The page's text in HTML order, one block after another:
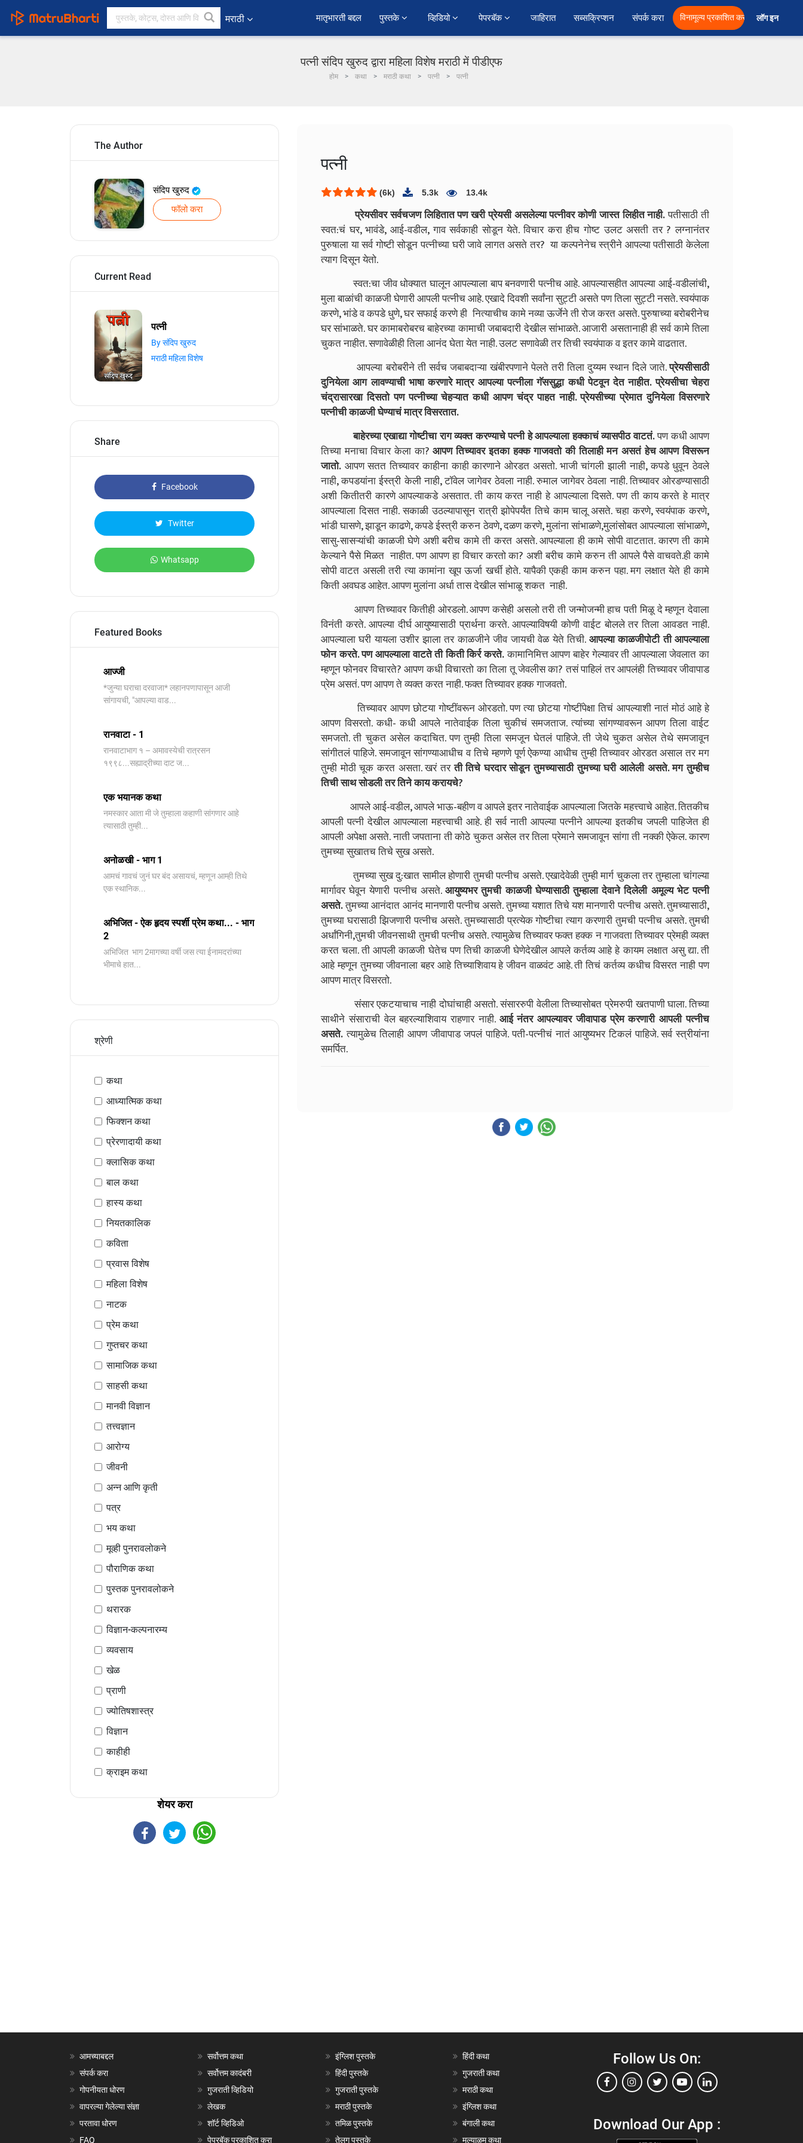
मराठी ﻿मातृभारती बद्दल पुस्तके व्हिडियो पेपरबॅक जाहिरात सब्सक्रिप्शन संपर्क करा विनामूल्य प्रकाशित करा लॉग इन
पत्नी संदिप खुरुद द्वारा महिला विशेष मराठी में पीडीएफ
होम कथा मराठी कथा पत्नी पत्नी
The Author
संदिप खुरुद
फॉलो करा
Current Read
पत्नी
By संदिप खुरुद
मराठी महिला विशेष
Share
Facebook
Twitter
Whatsapp
Featured Books
आज्जी
*जुन्या घराचा दरवाजा* लहानपणापासून आजी
सांगायची, "आपल्या वाड...
रानवाटा - 1
रानवाटाभाग १ – अमावस्येची रात्रसन
१९९८...सह्याद्रीच्या दाट ज...
एक भयानक कथा
नमस्कार आता मी जे तुम्हाला कहाणी सांगणार आहे
त्यासाठी तुम्ही...
अनोळखी - भाग 1
आमचं गावचं जुनं घर बंद असायचं, म्हणून आम्ही तिथे
एक स्थानिक...
अभिजित - ऐक हृदय स्पर्शी प्रेम कथा... - भाग
2
️अभिजित ️ भाग 2मागच्या वर्षी जस त्या ईनामदरांच्या
भीमाचे हात...
श्रेणी
कथा
आध्यात्मिक कथा
फिक्शन कथा
प्रेरणादायी कथा
क्लासिक कथा
बाल कथा
हास्य कथा
नियतकालिक
कविता
प्रवास विशेष
महिला विशेष
नाटक
प्रेम कथा
गुप्तचर कथा
सामाजिक कथा
साहसी कथा
मानवी विज्ञान
तत्त्वज्ञान
आरोग्य
जीवनी
अन्न आणि कृती
पत्र
भय कथा
मूव्ही पुनरावलोकने
पौराणिक कथा
पुस्तक पुनरावलोकने
थरारक
विज्ञान-कल्पनारम्य
व्यवसाय
खेळ
प्राणी
ज्योतिषशास्त्र
विज्ञान
काहीही
क्राइम कथा
शेयर करा
पत्नी
(6k) 5.3k 13.4k
प्रेयसीवर सर्वचजण लिहितात पण खरी प्रेयसी असलेल्या पत्नीवर कोणी जास्त लिहीत नाही.पतीसाठी ती
स्वत:चं घर, भावंडे, आई-वडील, गाव सर्वकाही सोडून येते. विचार करा हीच गोष्ट उलट असती तर ? लग्नानंतर
पुरुषाला या सर्व गोष्टी सोडून पत्नीच्या घरी जावे लागत असते तर? या कल्पनेनेच स्त्रीने आपल्या पतीसाठी केलेला
त्याग दिसून येतो.
स्वत:चा जीव धोक्यात घालून आपल्याला बाप बनवणारी पत्नीच आहे. आपल्यासहीत आपल्या आई-वडीलांची,
मुला बाळांची काळजी घेणारी आपली पत्नीच आहे. एखादे दिवशी सर्वांना सुट्टी असते पण तिला सुट्टी नसते. स्वयंपाक
करणे, भांडे व कपडे धुणे, घर सफाई करणे ही नित्याचीच कामे नव्या ऊर्जेने ती रोज करत असते. पुरुषाच्या बरोबरीनेच
घर सांभाळते. घर कामाबरोबरच बाहेरच्या कामाची जबाबदारी देखील सांभाळते. आजारी असतानाही ही सर्व कामे तिला
चुकत नाहीत. सणावेळीही तिला आनंद घेता येत नाही. उलट सणावेळी तर तिची स्वयंपाक व इतर कामे वाढतात.
आपल्या बरोबरीने ती सर्वच जबाबदाऱ्या खंबीरपणाने पेलते तरी तिला दुय्यम स्थान दिले जाते.प्रेयसीसाठी
दुनियेला आग लावण्याची भाषा करणारे मात्र आपल्या पत्नीला गॅससुद्धा कधी पेटवून देत नाहीत. प्रेयसीचा चेहरा
चंद्रासारखा दिसतो पण पत्नीच्या चेहऱ्यात कधी आपण चंद्र पाहत नाही. प्रेयसीच्या प्रेमात दुनियेला विसरणारे
पत्नीची काळजी घेण्याचं मात्र विसरतात.
बाहेरच्या एखाद्या गोष्टीचा राग व्यक्त करण्याचे पत्नी हे आपल्याला हक्काचं व्यासपीठ वाटतं.पण कधी आपण
तिच्या मनाचा विचार केला का?आपण तिच्यावर इतका हक्क गाजवतो की तिलाही मन असतं हेच आपण विसरून
जातो. आपण सतत तिच्यावर काहीना काही कारणाने ओरडत असतो. भाजी चांगली झाली नाही, कपडे धुवून ठेवले
नाही, कपडयांना ईस्त्री केली नाही, टॉवेल जागेवर ठेवला नाही. रुमाल जागेवर ठेवला नाही. तिच्यावर ओरडण्यासाठी
अशी कितीतरी कारणे आपल्याकडे असतात. ती काय करत नाही हे आपल्याला दिसते. पण ती काय करते हे मात्र
आपल्याला दिसत नाही. सकाळी उठल्यापासून रात्री झोपेपर्यंत तिचे काम चालू असते. चहा करणे, स्वयंपाक करणे,
भांडी घासणे, झाडून काढणे, कपडे ईस्त्री करुन ठेवणे, दळण करणे, मुलांना सांभाळणे,मुलांसोबत आपल्याला सांभाळणे,
सासु-सासऱ्यांची काळजी घेणे अशी बरीच कामे ती करत असते. आपल्याला ही कामे सोपी वाटतात. कारण ती कामे
केल्याने पैसे मिळत नाहीत. पण आपण हा विचार करतो का? अशी बरीच कामे करुन ती आपले पैसे वाचवते.ही कामे
सोपी वाटत असली तरी त्या कामांना खूप ऊर्जा खर्ची होते. यापैकी एकही काम करुन पहा. मग लक्षात येते ही कामे
किती अवघड आहेत. आपण मुलांना अर्धा तास देखील सांभाळू शकत नाही.
आपण तिच्यावर कितीही ओरडलो. आपण कसेही असलो तरी ती जन्मोजन्मी हाच पती मिळू दे म्हणून देवाला
विनंती करते. आपल्या दीर्घ आयुष्यासाठी प्रार्थना करते. आपल्याविषयी कोणी वाईट बोलले तर तिला आवडत नाही.
आपल्याला घरी यायला उशीर झाला तर काळजीने जीव जायची वेळ येते तिची.आपल्या काळजीपोटी ती आपल्याला
फोन करते. पण आपल्याला वाटते ती किती किर्र करते.कामानिमित्त आपण बाहेर गेल्यावर ती आपल्याला जेवलात का
म्हणून फोनवर विचारते? आपण कधी विचारतो का तिला तू जेवलीस का? तसं पाहिलं तर आपलंही तिच्यावर जीवापाड
प्रेम असतं. पण आपण ते व्यक्त करत नाही. फक्त तिच्यावर हक्क गाजवतो.
तिच्यावर आपण छोटया गोष्टींवरून ओरडतो. पण त्या छोटया गोष्टींपेक्षा तिचं आपल्याशी नातं मोठं आहे हे
आपण विसरतो. कधी- कधी आपले नातेवाईक तिला चुकीचं समजताज. त्यांच्या सांगण्यावरून आपण तिला वाईट
समजतो. ती चुकत असेल कदाचित. पण तुम्ही तिला समजून घेतलं पाहिजे. ती जेथे चुकत असेल तेथे समजावून
सांगीतलं पाहिजे. समजावून सांगण्याआधीच व तिचे म्हणणे पूर्ण ऐकण्या आधीच तुम्ही तिच्यावर ओरडत असाल तर मग
तुम्ही मोठी चूक करत असता. खरं तरती तिचे घरदार सोडून तुमच्यासाठी तुमच्या घरी आलेली असते. मग तुम्हीच
तिची साथ सोडली तर तिने काय करायचे?
आपले आई-वडील, आपले भाऊ-बहीण व आपले इतर नातेवाईक आपल्याला जितके महत्त्वाचे आहेत. तितकीच
आपली पत्नी देखील आपल्याला महत्त्वाची आहे. ही सर्व नाती आपल्या पत्नीने आपल्या इतकीच जपली पाहिजेत ही
आपली अपेक्षा असते. नाती जपताना ती कोठे चुकत असेल तर तिला प्रेमाने समजावून सांगा ती नक्की ऐकेल. कारण
तुमच्या सुखातच तिचे सुख असते.
तुमच्या सुख दु:खात सामील होणारी तुमची पत्नीच असते. एखादेवेळी तुम्ही मार्ग चुकला तर तुम्हाला चांगल्या
मार्गावर घेवून येणारी पत्नीच असते.आयुष्यभर तुमची काळजी घेण्यासाठी तुम्हाला देवाने दिलेली अमूल्य भेट पत्नी
असते.तुमच्या आनंदात आनंद मानणारी पत्नीच असते. तुमच्या यशात तिचे यश मानणारी पत्नीच असते. तुमच्यासाठी,
तुमच्या घरासाठी झिजणारी पत्नीच असते. तुमच्यासाठी प्रत्येक गोष्टीचा त्याग करणारी तुमची पत्नीच असते. तुमची
अर्धांगिनी,तुमची जीवनसाथी तुमची पत्नीच असते. त्यामुळेच तिच्यावर फक्त हक्क न गाजवता तिच्यावर प्रेमही व्यक्त
करत चला. ती आपली काळजी घेतेच पण तिची काळजी घेणेदेखील आपले कर्तव्य आहे हे कायम लक्षात असु द्या. ती
आहे म्हणून तुमच्या जीवनाला बहर आहे तिच्याशिवाय हे जीवन वाळवंट आहे. ती तिचं कर्तव्य कधीच विसरत नाही पण
आपण मात्र विसरतो.
संसार एकटयाचाच नाही दोघांचाही असतो. संसाररुपी वेलीला तिच्यासोबत प्रेमरुपी खतपाणी घाला. तिच्या
साथीने संसाराची वेल बहरल्याशिवाय राहणार नाही. आई नंतर आपल्यावर जीवापाड प्रेम करणारी आपली पत्नीच
असते.त्यामुळेच तिलाही आपण जीवापाड जपलं पाहिजे. पती-पत्नीचं नातं आयुष्यभर टिकलं पाहिजे. सर्व स्त्रीयांना
समर्पित.
आमच्याबद्दल
संपर्क करा
गोपनीयता धोरण
वापरल्या गेलेल्या संज्ञा
परतावा धोरण
FAQ
सर्वोत्तम कथा
सर्वोत्तम कादंबरी
गुजराती व्हिडियो
लेखक
शॉर्ट व्हिडिओ
पेपरबॅक प्रकाशित करा
इंग्लिश पुस्तके
हिंदी पुस्तके
गुजराती पुस्तके
मराठी पुस्तके
तमिळ पुस्तके
तेलगु पुस्तके
हिंदी कथा
गुजराती कथा
मराठी कथा
इंग्लिश कथा
बंगाली कथा
मल्याळम कथा
Follow Us On:
Download Our App :